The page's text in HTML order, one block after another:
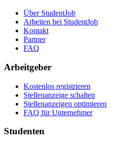
Über StudentJob
Arbeiten bei StudentJob
Kontakt
Partner
FAQ
Arbeitgeber
Kostenlos registrieren
Stellenanzeige schalten
Stellenanzeigen optimieren
FAQ für Unternehmer
Studenten